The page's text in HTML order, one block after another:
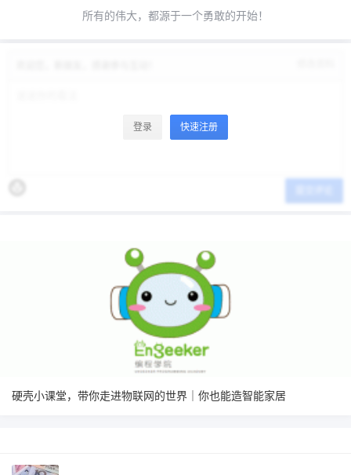
所有的伟大，都源于一个勇敢的开始！
登录 快速注册
硬壳小课堂，带你走进物联网的世界｜你也能造智能家居